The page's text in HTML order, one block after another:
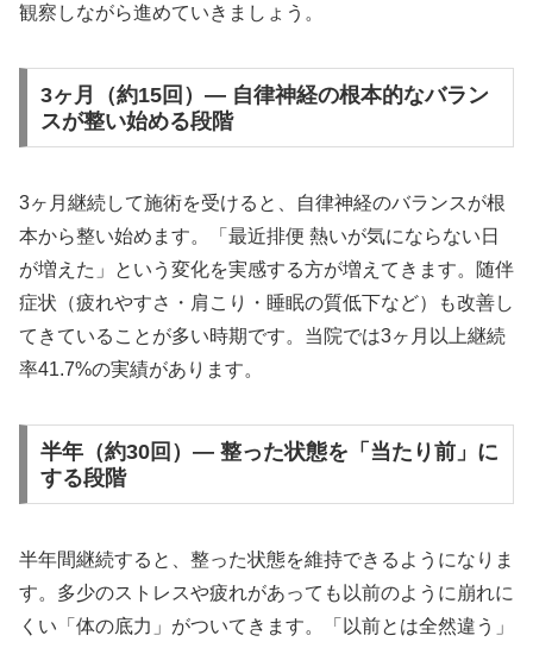
観察しながら進めていきましょう。
3ヶ月（約15回）— 自律神経の根本的なバラン
スが整い始める段階
3ヶ月継続して施術を受けると、自律神経のバランスが根
本から整い始めます。「最近排便 熱いが気にならない日
が増えた」という変化を実感する方が増えてきます。随伴
症状（疲れやすさ・肩こり・睡眠の質低下など）も改善し
てきていることが多い時期です。当院では3ヶ月以上継続
率41.7%の実績があります。
半年（約30回）— 整った状態を「当たり前」に
する段階
半年間継続すると、整った状態を維持できるようになりま
す。多少のストレスや疲れがあっても以前のように崩れに
くい「体の底力」がついてきます。「以前とは全然違う」